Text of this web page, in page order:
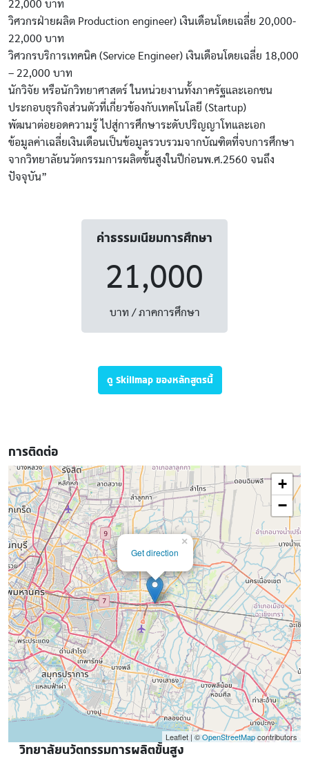
22,000 บาท
วิศวกรฝ่ายผลิต Production engineer) เงินเดือนโดยเฉลี่ย 20,000-
22,000 บาท
วิศวกรบริการเทคนิค (Service Engineer) เงินเดือนโดยเฉลี่ย 18,000
– 22,000 บาท
นักวิจัย หรือนักวิทยาศาสตร์ ในหน่วยงานทั้งภาครัฐและเอกชน
ประกอบธุรกิจส่วนตัวที่เกี่ยวข้องกับเทคโนโลยี (Startup)
พัฒนาต่อยอดความรู้ ไปสู่การศึกษาระดับปริญญาโทและเอก
ข้อมูลค่าเฉลี่ยเงินเดือนเป็นข้อมูลรวบรวมจากบัณฑิตที่จบการศึกษา
จากวิทยาลัยนวัตกรรมการผลิตขั้นสูงในปีก่อนพ.ศ.2560 จนถึง
ปัจจุบัน”
ค่าธรรมเนียมการศึกษา
21,000
บาท / ภาคการศึกษา
ดู Skillmap ของหลักสูตรนี้
การติดต่อ
Get direction
×
+
−
Leaflet | ©OpenStreetMapcontributors
วิทยาลัยนวัตกรรมการผลิตขั้นสูง